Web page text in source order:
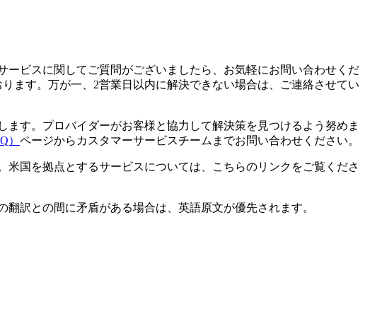
ビスに関してご質問がございましたら、お気軽にお問い合わせくだ
ます。万が一、2営業日以内に解決できない場合は、ご連絡させてい
す。プロバイダーがお客様と協力して解決策を見つけるよう努めま
） ページからカスタマーサービスチームまでお問い合わせください。
国を拠点とするサービスについては、こちらのリンクをご覧くださ
訳との間に矛盾がある場合は、英語原文が優先されます。